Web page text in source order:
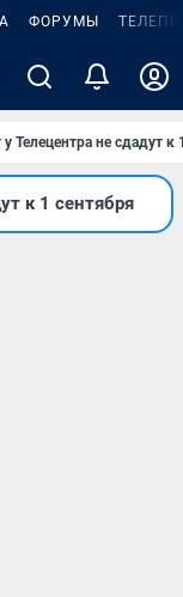
ФОРУМЫ
Телецентра не сдадут к
к 1 сентября